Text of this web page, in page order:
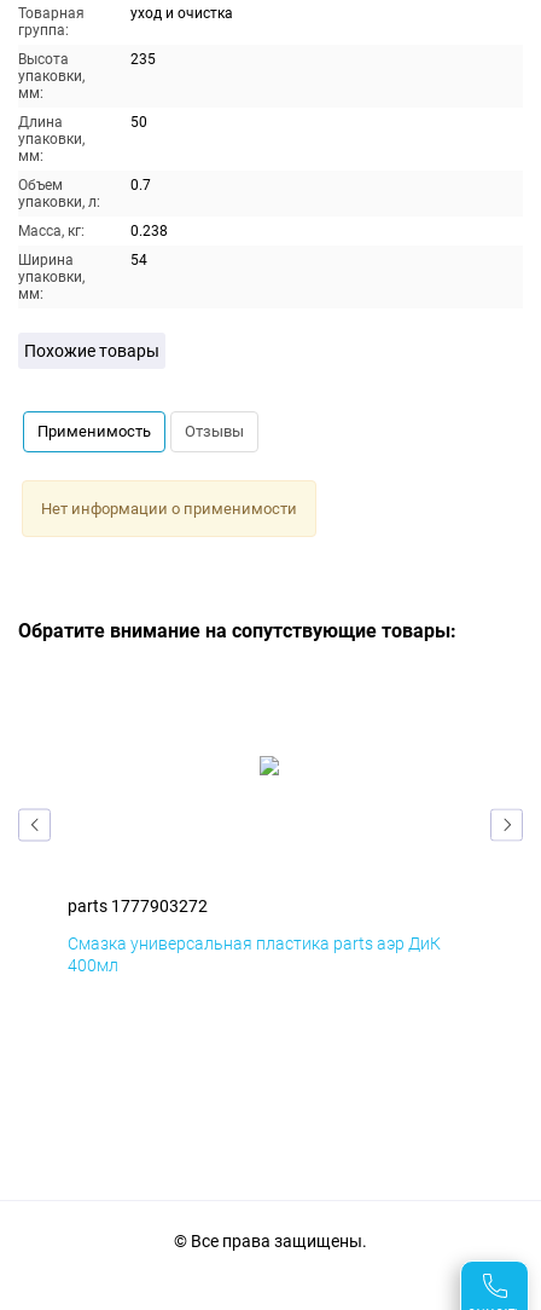
Товарная
группа:
уход и очистка
Высота
упаковки,
мм:
235
Длина
упаковки,
мм:
50
Объем
упаковки, л:
0.7
Масса, кг:
0.238
Ширина
упаковки,
мм:
54
Похожие товары
Применимость Отзывы
Нет информации о применимости
Обратите внимание на сопутствующие товары:
parts 1777903272
Смазка универсальная пластика parts аэр ДиК
400мл
© Все права защищены.